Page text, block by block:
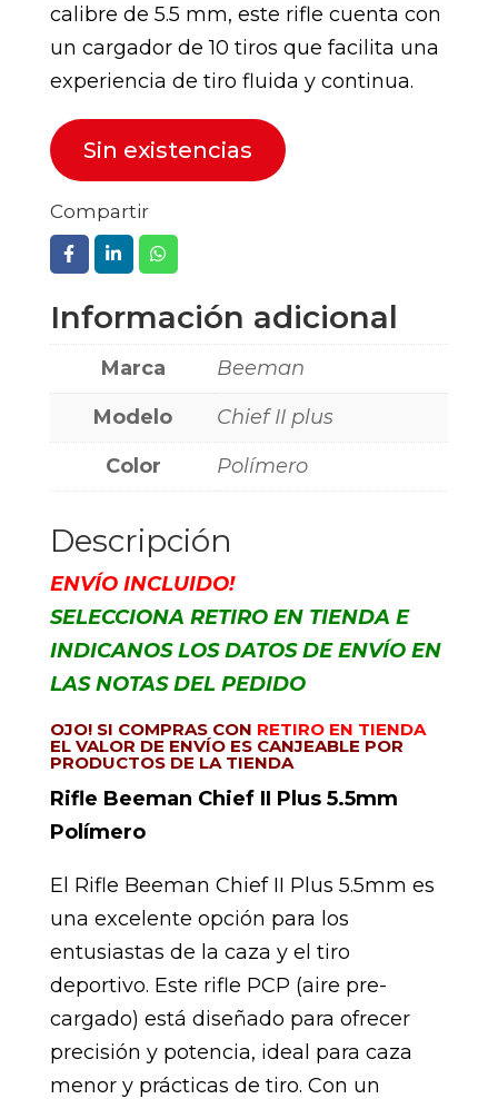
calibre de 5.5 mm, este rifle cuenta con
un cargador de 10 tiros que facilita una
experiencia de tiro fluida y continua.
Sin existencias
Compartir
Información adicional
Marca
Beeman
Modelo
Chief II plus
Color
Polímero
Descripción
ENVÍO INCLUIDO!
SELECCIONA RETIRO EN TIENDA E
INDICANOS LOS DATOS DE ENVÍO EN
LAS NOTAS DEL PEDIDO
OJO! SI COMPRAS CON RETIRO EN TIENDA
EL VALOR DE ENVÍO ES CANJEABLE POR
PRODUCTOS DE LA TIENDA
Rifle Beeman Chief II Plus 5.5mm
Polímero
El Rifle Beeman Chief II Plus 5.5mm es
una excelente opción para los
entusiastas de la caza y el tiro
deportivo. Este rifle PCP (aire pre-
cargado) está diseñado para ofrecer
precisión y potencia, ideal para caza
menor y prácticas de tiro. Con un